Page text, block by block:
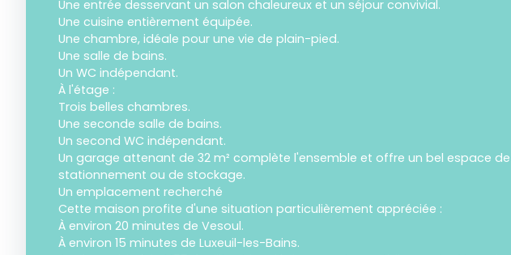
Une entrée desservant un salon chaleureux et un séjour convivial.
Une cuisine entièrement équipée.
Une chambre, idéale pour une vie de plain-pied.
Une salle de bains.
Un WC indépendant.
À l'étage :
Trois belles chambres.
Une seconde salle de bains.
Un second WC indépendant.
Un garage attenant de 32 m² complète l'ensemble et offre un bel espace de
stationnement ou de stockage.
Un emplacement recherché
Cette maison profite d'une situation particulièrement appréciée :
À environ 20 minutes de Vesoul.
À environ 15 minutes de Luxeuil-les-Bains.